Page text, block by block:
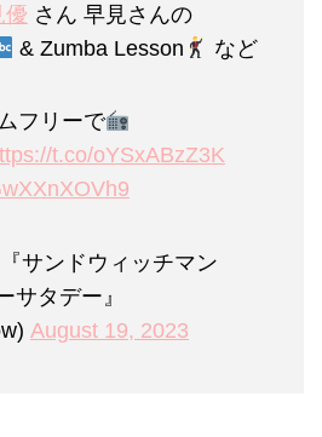
優 さん 早見さんの
& Zumba Lesson など
フリーで
t.co/oYSxABzZ3K
サンドウィッチマン
サタデー』
August 19, 2023